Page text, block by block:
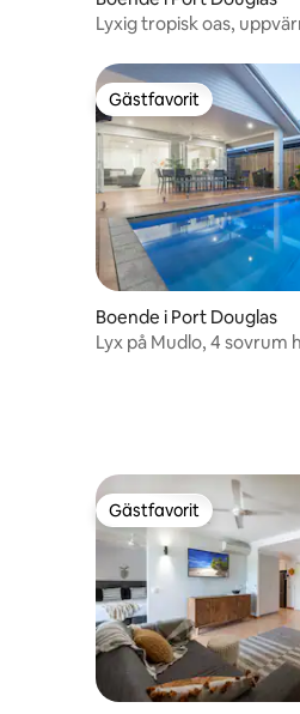
Lyxig tropisk oas,
Gästfavorit
Gästfavorit
Boende i Port Douglas
Lyx på Mudlo, 4 sovrum
Gästfavorit
Gästfavorit